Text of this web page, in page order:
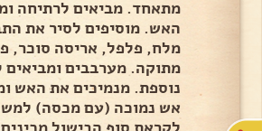
מתאחד. מביאים לרתיחה
האש. מוסיפים לסיר את
מלח, פלפל, אריסה סוכר,
מתוקה. מערבבים ומביאים
נוספת. מנמיכים את האש
אש נמוכה (עם מכסה)